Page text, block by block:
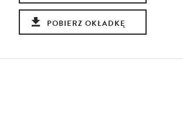
POBIERZ OKŁADKĘ